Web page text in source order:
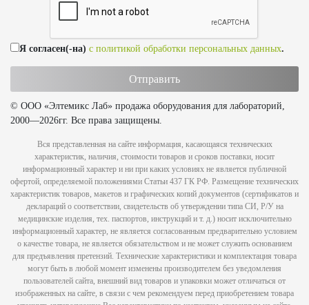
Я согласен(-на) с политикой обработки персональных данных.
© ООО «Элтемикс Лаб» продажа оборудования для лабораторий,
2000—2026гг. Все права защищены.
Вся представленная на сайте информация, касающаяся технических
характеристик, наличия, стоимости товаров и сроков поставки, носит
информационный характер и ни при каких условиях не является публичной
офертой, определяемой положениями Статьи 437 ГК РФ. Размещение технических
характеристик товаров, макетов и графических копий документов (сертификатов и
деклараций о соответствии, свидетельств об утверждении типа СИ, Р/У на
медицинские изделия, тех. паспортов, инструкций и т. д.) носит исключительно
информационный характер, не является согласованным предварительно условием
о качестве товара, не является обязательством и не может служить основанием
для предъявления претензий. Технические характеристики и комплектация товара
могут быть в любой момент изменены производителем без уведомления
пользователей сайта, внешний вид товаров и упаковки может отличаться от
изображенных на сайте, в связи с чем рекомендуем перед приобретением товара